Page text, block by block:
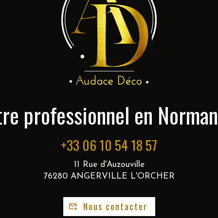
professionnel en
+33 06 10 54 18 57
11 Rue d'Auzouville
76280 ANGERVILLE L'ORCHER
Nous contacter